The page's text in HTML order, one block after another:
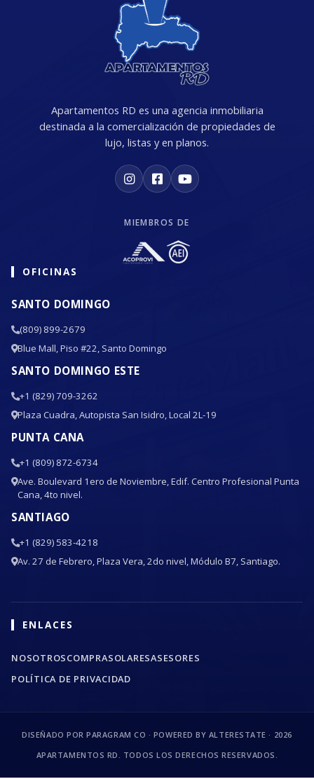
Apartamentos RD es una agencia inmobiliaria
destinada a la comercialización de propiedades de
lujo, listas y en planos.
MIEMBROS DE
OFICINAS
SANTO DOMINGO
(809) 899-2679
Blue Mall, Piso #22, Santo Domingo
SANTO DOMINGO ESTE
+1 (829) 709-3262
Plaza Cuadra, Autopista San Isidro, Local 2L-19
PUNTA CANA
+1 (809) 872-6734
Ave. Boulevard 1ero de Noviembre, Edif. Centro Profesional Punta
Cana, 4to nivel.
SANTIAGO
+1 (829) 583-4218
Av. 27 de Febrero, Plaza Vera, 2do nivel, Módulo B7, Santiago.
ENLACES
NOSOTROSCOMPRASOLARESASESORES
POLÍTICA DE PRIVACIDAD
DISEÑADO POR PARAGRAM CO · POWERED BY ALTERESTATE · 2026
APARTAMENTOS RD. TODOS LOS DERECHOS RESERVADOS.